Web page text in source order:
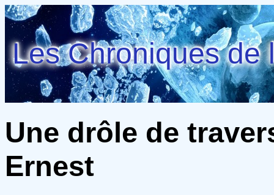
Les Chroniques de
Une drôle de
Ernest